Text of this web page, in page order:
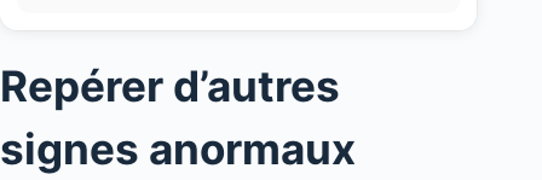
Repérer d’autres
signes anormaux